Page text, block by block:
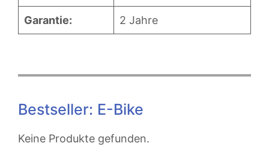
Garantie: 2 Jahre
Bestseller: E-Bike
Keine Produkte gefunden.